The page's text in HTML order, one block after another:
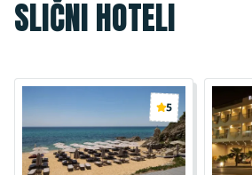
SLIČNI HOTELI
5